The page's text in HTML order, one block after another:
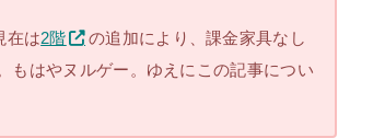
在は2階
の追加により、課金家具なし
もはやヌルゲー。ゆえにこの記事につい